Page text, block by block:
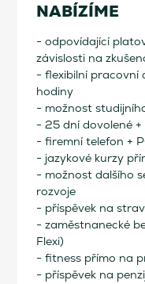
NABÍZÍME
- odpovídající
závislosti na
- flexibilní pracovní
hodiny
- možnost
- 25 dní dovolené
- firemní telefon +
- jazykové kurzy
- možnost dalšího
rozvoje
- příspěvek na
- zaměstnanecké
Flexi)
- fitness přímo na
- příspěvek na